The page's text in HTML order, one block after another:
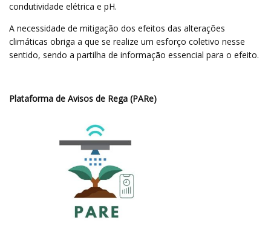
condutividade elétrica e pH.
A necessidade de mitigação dos efeitos das alterações
climáticas obriga a que se realize um esforço coletivo nesse
sentido, sendo a partilha de informação essencial para o efeito.
Plataforma de Avisos de Rega (PARe)